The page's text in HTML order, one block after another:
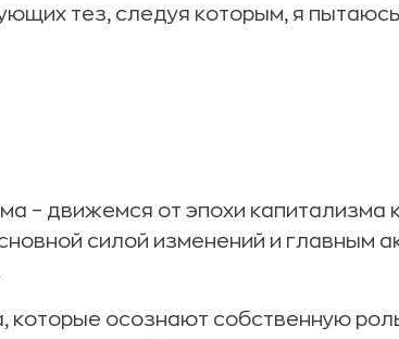
тез, следуя которым, я
– движемся от эпохи капитализма
силой изменений и главным
которые осознают собственную